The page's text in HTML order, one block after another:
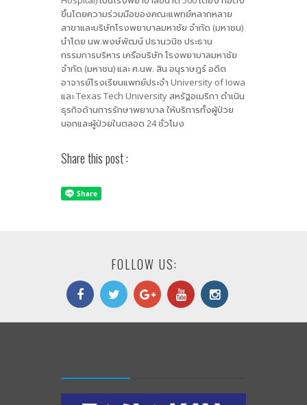
ขึ้นโดยความร่วมมือของคณะแพทย์หลากหลาย
สาขาและบริษัทโรงพยาบาลมหาชัย จำกัด (มหาชน)
นำโดย นพ.พงษ์พัฒน์ ปธานวนิช ประธาน
กรรมการบริหาร เครือบริษัท โรงพยาบาลมหาชัย
จำกัด (มหาชน) และ ศ.นพ. สิน อนุราษฎร์ อดีต
อาจารย์โรงเรียนแพทย์ประจำ University of Iowa
และ Texas Tech University สหรัฐอเมริกา ดำเนิน
ธุรกิจด้านการรักษาพยาบาล ให้บริการทั้งผู้ป่วย
นอกและผู้ป่วยในตลอด 24 ชั่วโมง
Share this post :
FOLLOW US: